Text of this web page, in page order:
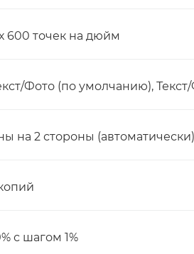
600 точек на дюйм
Фото (по умолчанию),
на 2 стороны (автоматически)
с шагом 1%